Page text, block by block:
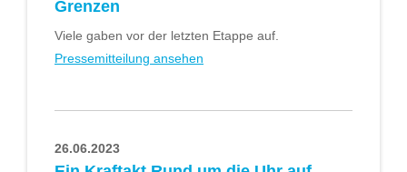
Grenzen
Viele gaben vor der letzten Etappe auf.
Pressemitteilung ansehen
26.06.2023